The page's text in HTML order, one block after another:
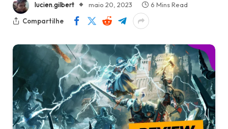
lucien.gilbert maio 20, 2023
6 Mins Read
Compartilhe